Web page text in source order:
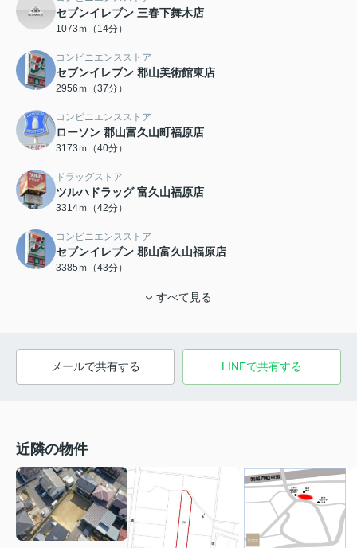
セブンイレブン 三春下舞木店
1073ｍ（14分）
コンビニエンスストア
セブンイレブン 郡山美術館東店
2956ｍ（37分）
コンビニエンスストア
ローソン 郡山富久山町福原店
3173ｍ（40分）
ドラッグストア
ツルハドラッグ 富久山福原店
3314ｍ（42分）
コンビニエンスストア
セブンイレブン 郡山富久山福原店
3385ｍ（43分）
すべて見る
メールで共有する LINEで共有する
近隣の物件